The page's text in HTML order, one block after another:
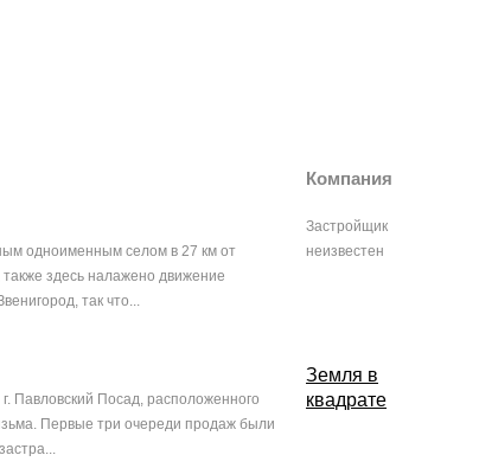
Компания
одноименным селом в 27 км от
здесь налажено движение
так что...
Застройщик
неизвестен
Павловский Посад, расположенного
Первые три очереди продаж были
Земля в
квадрате